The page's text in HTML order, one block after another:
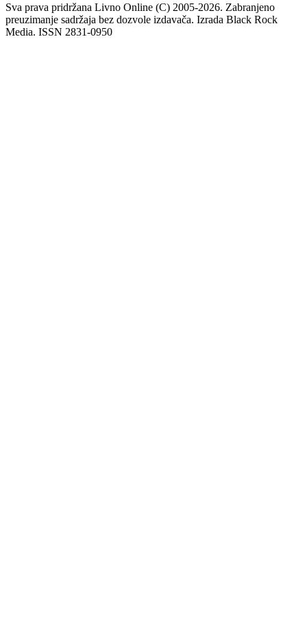
Sva prava pridržana Livno Online (C) 2005-2026. Zabranjeno
preuzimanje sadržaja bez dozvole izdavača. Izrada Black Rock
Media. ISSN 2831-0950